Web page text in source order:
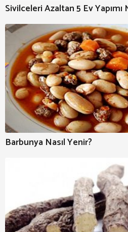
Sivilceleri Azaltan 5 Ev Yapımı
Barbunya Nasıl Yenir?